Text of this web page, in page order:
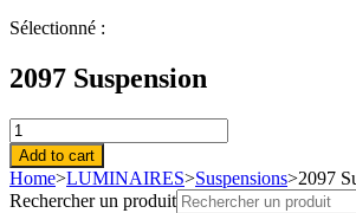
Sélectionné :
2097 Suspension
2097
Suspension
quantity
Add to cart
Home>LUMINAIRES>Suspensions>2097
Rechercher un produit